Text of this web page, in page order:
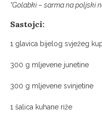
“Golabki – sarma na poljski
Sastojci:
1 glavica bijelog svježeg
300 g mljevene junetine
300 g mljevene svinjetine
1 šalica kuhane riže